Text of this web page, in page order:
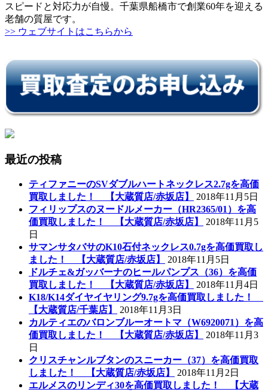
スピードと対応力が自慢。千葉県船橋市で創業60年を迎える
老舗の質屋です。
>> ウェブサイトはこちらから
最近の投稿
ティファニーのSVダブルハートネックレス2.7gを高価
買取しました！ 【大蔵質店/赤坂店】
2018年11月5日
フィリップスのヌードルメーカー（HR2365/01）を高
価買取しました！ 【大蔵質店/赤坂店】
2018年11月5
日
サマンサタバサのK10石付ネックレス0.7gを高価買取し
ました！ 【大蔵質店/赤坂店】
2018年11月5日
ドルチェ&ガッバーナのヒールパンプス（36）を高価
買取しました！ 【大蔵質店/赤坂店】
2018年11月4日
K18/K14ダイヤイヤリング9.7gを高価買取しました！
【大蔵質店/千葉店】
2018年11月3日
カルティエのバロンブルーオートマ（W6920071）を高
価買取しました！ 【大蔵質店/赤坂店】
2018年11月3
日
クリスチャンルブタンのスニーカー（37）を高価買取
しました！ 【大蔵質店/赤坂店】
2018年11月2日
エルメスのリンディ30を高価買取しました！ 【大蔵